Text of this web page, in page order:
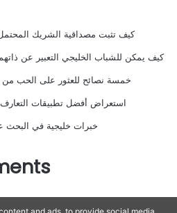
كيف تثبت مصداقية الشريك
كيف يمكن للشباب الخليجي التعبير عن
خمسة نصائح للعثور على الحب من
استعراض أفضل تطبيقات التعارف
خبرات خليجية في البحث